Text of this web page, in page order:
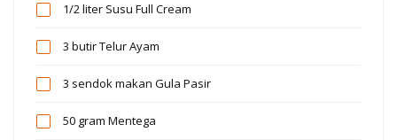
1/2 liter Susu Full Cream
3 butirTelur Ayam
3 sendok makan Gula Pasir
50 gram Mentega